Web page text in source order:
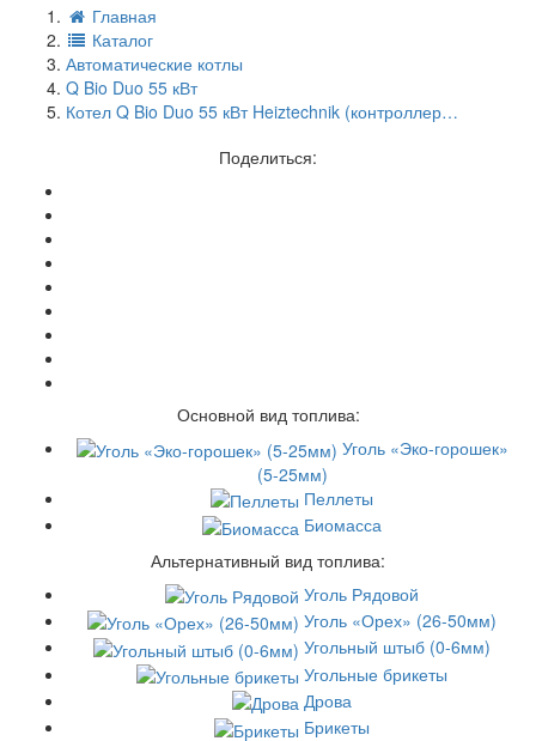
Главная
Каталог
Автоматические котлы
Q Bio Duo 55 кВт
Котел Q Bio Duo 55 кВт Heiztechnik (контроллер…
Поделиться:
Основной вид топлива:
Уголь «Эко-горошек»
(5-25мм)
Пеллеты
Биомасса
Альтернативный вид топлива:
Уголь Рядовой
Уголь «Орех» (26-50мм)
Угольный штыб (0-6мм)
Угольные брикеты
Дрова
Брикеты